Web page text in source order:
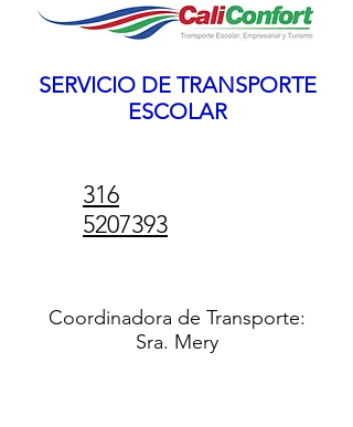
SERVICIO DE TRANSPORTE
ESCOLAR
316
5207393
Coordinadora de Transporte:
Sra. Mery